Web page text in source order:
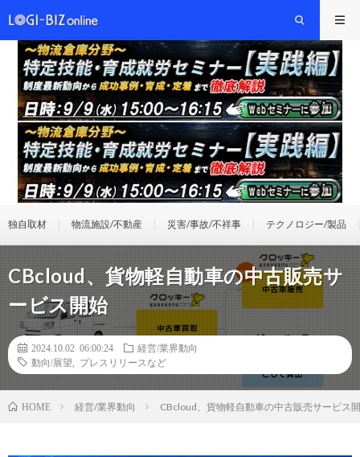
独自取材 物流施設/不動産 災害/事故/不祥事 テクノロジー/製品
CBcloud、貨物軽自動車の中古販売サ
ービス開始
2024.10.02 06:00:24
経営/業界動向
動向/展望
プレスリリースなど
HOME 経営/業界動向 CBcloud、貨物軽自動車の中古販売サービス